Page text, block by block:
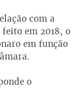
com a
em 2018, o
em função
o